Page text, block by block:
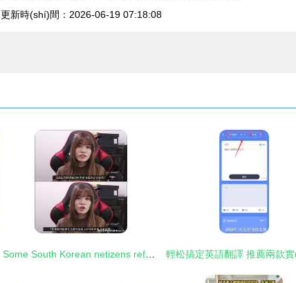
更新時(shí)間：2026-06-19 07:18:08